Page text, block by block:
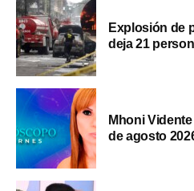
Explosión de
deja 21
Mhoni
de agosto